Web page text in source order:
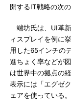
開するIT戦略の次
端坊氏は、UI革
ィスプレイを例に
用した65インチの
進ちょく率などが
は世界中の拠点の
表示には「エグゼ
ェアを使っている。